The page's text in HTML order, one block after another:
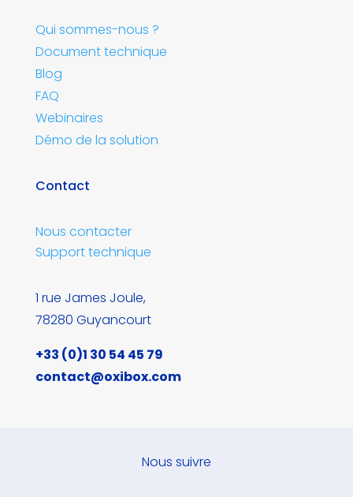
Qui sommes-nous ?
Document technique
Blog
FAQ
Webinaires
Démo de la solution
Contact
Nous contacter
Support technique
1 rue James Joule,
78280 Guyancourt
+33 (0)1 30 54 45 79
contact@oxibox.com
Nous suivre